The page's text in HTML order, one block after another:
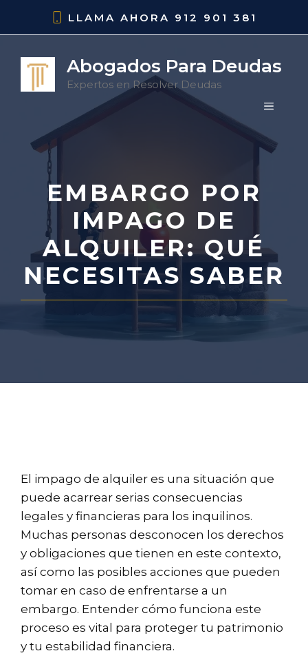
LLAMA AHORA 912 901 381
Abogados Para Deudas
Expertos en Resolver Deudas
MENÚ
EMBARGO POR
IMPAGO DE
ALQUILER: QUÉ
NECESITAS SABER
El impago de alquiler es una situación que
puede acarrear serias consecuencias
legales y financieras para los inquilinos.
Muchas personas desconocen los derechos
y obligaciones que tienen en este contexto,
así como las posibles acciones que pueden
tomar en caso de enfrentarse a un
embargo. Entender cómo funciona este
proceso es vital para proteger tu patrimonio
y tu estabilidad financiera.